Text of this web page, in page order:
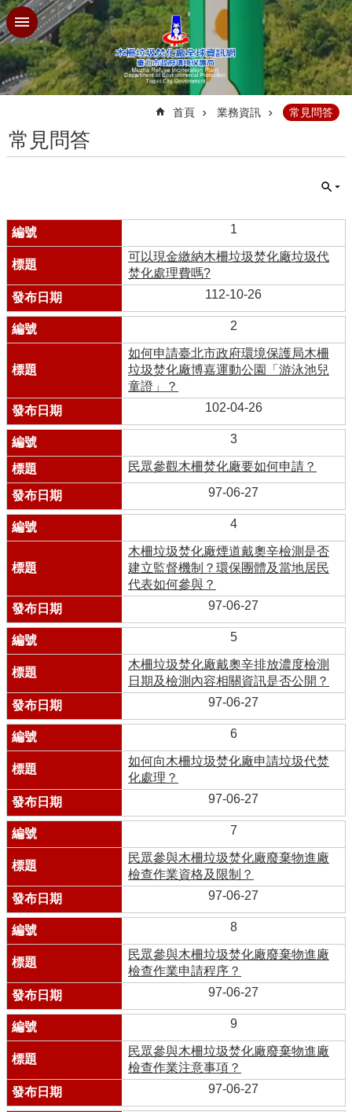
跳到主要內容區塊
首頁 業務資訊 常見問答
常見問答
1
可以現金繳納木柵垃圾焚化廠垃圾代
焚化處理費嗎?
112-10-26
2
如何申請臺北市政府環境保護局木柵
垃圾焚化廠博嘉運動公園「游泳池兒
童證」？
102-04-26
3
民眾參觀木柵焚化廠要如何申請？
97-06-27
4
木柵垃圾焚化廠煙道戴奧辛檢測是否
建立監督機制？環保團體及當地居民
代表如何參與？
97-06-27
5
木柵垃圾焚化廠戴奧辛排放濃度檢測
日期及檢測內容相關資訊是否公開？
97-06-27
6
如何向木柵垃圾焚化廠申請垃圾代焚
化處理？
97-06-27
7
民眾參與木柵垃圾焚化廠廢棄物進廠
檢查作業資格及限制？
97-06-27
8
民眾參與木柵垃圾焚化廠廢棄物進廠
檢查作業申請程序？
97-06-27
9
民眾參與木柵垃圾焚化廠廢棄物進廠
檢查作業注意事項？
97-06-27